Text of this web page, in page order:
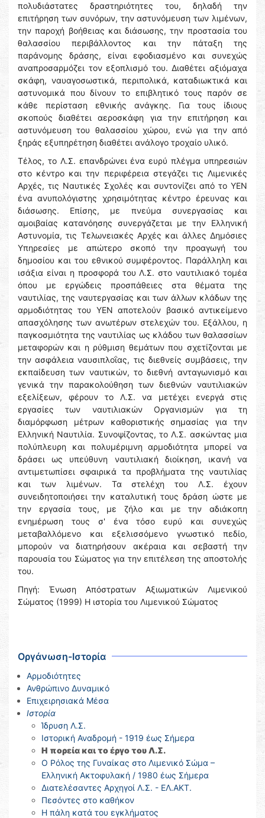
πολυδιάστατες δραστηριότητες του, δηλαδή την
επιτήρηση των συνόρων, την αστυνόμευση των λιμένων,
την παροχή βοήθειας και διάσωσης, την προστασία του
θαλασσίου περιβάλλοντος και την πάταξη της
παράνομης δράσης, είναι εφοδιασμένο και συνεχώς
αναπροσαρμόζει τον εξοπλισμό του. Διαθέτει αξιόμαχα
σκάφη, ναυαγοσωστικά, περιπολικά, καταδιωκτικά και
αστυνομικά που δίνουν το επιβλητικό τους παρόν σε
κάθε περίσταση εθνικής ανάγκης. Για τους ίδιους
σκοπούς διαθέτει αεροσκάφη για την επιτήρηση και
αστυνόμευση του θαλασσίου χώρου, ενώ για την από
ξηράς εξυπηρέτηση διαθέτει ανάλογο τροχαίο υλικό.
Τέλος, το Λ.Σ. επανδρώνει ένα ευρύ πλέγμα υπηρεσιών
στο κέντρο και την περιφέρεια στεγάζει τις Λιμενικές
Αρχές, τις Ναυτικές Σχολές και συντονίζει από το ΥΕΝ
ένα ανυπολόγιστης χρησιμότητας κέντρο έρευνας και
διάσωσης. Επίσης, με πνεύμα συνεργασίας και
αμοιβαίας κατανόησης συνεργάζεται με την Ελληνική
Αστυνομία, τις Τελωνειακές Αρχές και άλλες Δημόσιες
Υπηρεσίες με απώτερο σκοπό την προαγωγή του
δημοσίου και του εθνικού συμφέροντος. Παράλληλη και
ισάξια είναι η προσφορά του Λ.Σ. στο ναυτιλιακό τομέα
όπου με εργώδεις προσπάθειες στα θέματα της
ναυτιλίας, της ναυτεργασίας και των άλλων κλάδων της
αρμοδιότητας του ΥΕΝ αποτελούν βασικό αντικείμενο
απασχόλησης των ανωτέρων στελεχών του. Εξάλλου, η
παγκοσμιότητα της ναυτιλίας ως κλάδου των θαλασσίων
μεταφορών και η ρύθμιση θεμάτων που σχετίζονται με
την ασφάλεια ναυσιπλοΐας, τις διεθνείς συμβάσεις, την
εκπαίδευση των ναυτικών, το διεθνή ανταγωνισμό και
γενικά την παρακολούθηση των διεθνών ναυτιλιακών
εξελίξεων, φέρουν το Λ.Σ. να μετέχει ενεργά στις
εργασίες των ναυτιλιακών Οργανισμών για τη
διαμόρφωση μέτρων καθοριστικής σημασίας για την
Ελληνική Ναυτιλία. Συνοψίζοντας, το Λ.Σ. ασκώντας μια
πολύπλευρη και πολυμέριμνη αρμοδιότητα μπορεί να
δράσει ως υπεύθυνη ναυτιλιακή διοίκηση, ικανή να
αντιμετωπίσει σφαιρικά τα προβλήματα της ναυτιλίας
και των λιμένων. Τα στελέχη του Λ.Σ. έχουν
συνειδητοποιήσει την καταλυτική τους δράση ώστε με
την εργασία τους, με ζήλο και με την αδιάκοπη
ενημέρωση τους σ' ένα τόσο ευρύ και συνεχώς
μεταβαλλόμενο και εξελισσόμενο γνωστικό πεδίο,
μπορούν να διατηρήσουν ακέραια και σεβαστή την
παρουσία του Σώματος για την επιτέλεση της αποστολής
του.
Πηγή: Ένωση Απόστρατων Αξιωματικών Λιμενικού
Σώματος (1999) Η ιστορία του Λιμενικού Σώματος
Οργάνωση-Ιστορία
Αρμοδιότητες
Ανθρώπινο Δυναμικό
Επιχειρησιακά Μέσα
Ιστορία
Ίδρυση Λ.Σ.
Ιστορική Αναδρομή - 1919 έως Σήμερα
Η πορεία και το έργο του Λ.Σ.
Ο Ρόλος της Γυναίκας στο Λιμενικό Σώμα –
Ελληνική Ακτοφυλακή / 1980 έως Σήμερα
Διατελέσαντες Αρχηγοί Λ.Σ. - ΕΛ.ΑΚΤ.
Πεσόντες στο καθήκον
Η πάλη κατά του εγκλήματος